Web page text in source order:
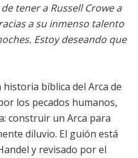
tener a Russell Crowe a
a su inmenso talento
Estoy deseando que
bíblica del Arca de
los pecados humanos,
construir un Arca para
diluvio. El guión está
y revisado por el